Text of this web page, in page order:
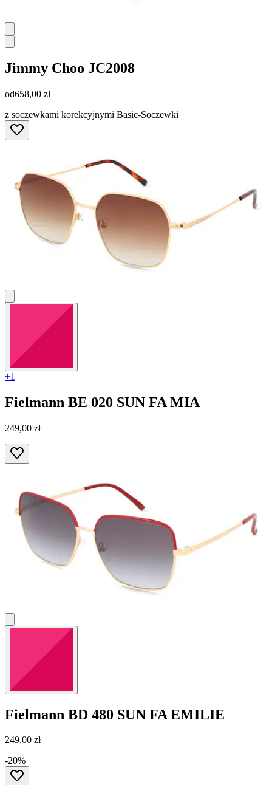
Jimmy Choo JC2008
od658,00 zł
z soczewkami korekcyjnymi Basic-Soczewki
+1
Fielmann BE 020 SUN FA MIA
249,00 zł
Fielmann BD 480 SUN FA EMILIE
249,00 zł
-20%